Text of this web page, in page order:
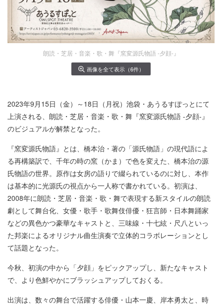
朗読・芝居・音楽・歌・舞『窯変源氏物語 -夕顔-』
画像を全て表示（6件）
2023年9月15日（金）～18日（月祝）池袋・あうるすぽっとにて
上演される、朗読・芝居・音楽・歌・舞『窯変源氏物語 -夕顔-』
のビジュアルが解禁となった。
『窯変源氏物語』とは、橋本治・著の「源氏物語」の現代語によ
る再構築訳で、千年の時の窯（かま）で色を変えた、橋本治の源
氏物語の世界。原作は女房の語りで綴られているのに対し、本作
は基本的に光源氏の視点から一人称で書かれている。初演は、
2008年に朗読・芝居・音楽・歌・舞で表現する新スタイルの朗読
劇として舞台化、女優・歌手・歌舞伎俳優・狂言師・日本舞踊家
などの異色かつ豪華なキャストと、三味線・十七絃・尺八といっ
た邦楽によるオリジナル曲生演奏で立体的コラボレーションとし
て話題となった。
今秋、初演の中から「夕顔」をピックアップし、新たなキャスト
で、より色鮮やかにブラッシュアップしておくる。
出演は、数々の舞台で活躍する俳優・山本一慶、岸本勇太と、時